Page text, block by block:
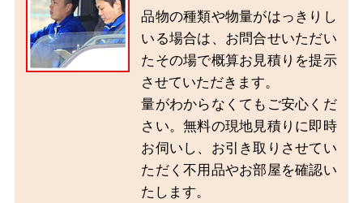
品物の種類や物量がはっきりし
いる場合は、お問合せいただい
たその場で概算お見積りを提示
させていただきます。
量がわからなくてもご安心くだ
さい。無料の現地見積りに即時
お伺いし、お引き取りさせてい
ただく不用品やお部屋を確認い
たします。